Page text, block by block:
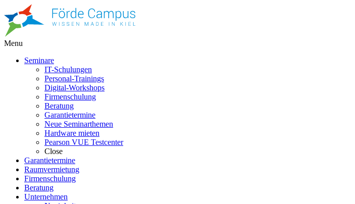
Menu
Seminare
IT-Schulungen
Personal-Trainings
Digital-Workshops
Firmenschulung
Beratung
Garantietermine
Neue Seminarthemen
Hardware mieten
Pearson VUE Testcenter
Close
Garantietermine
Raumvermietung
Firmenschulung
Beratung
Unternehmen